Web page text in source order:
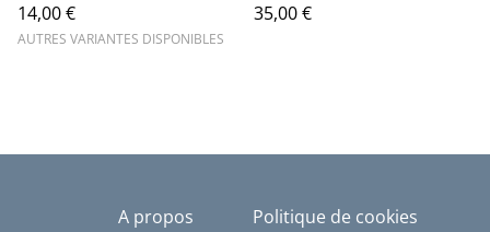
main
14,00 €
AUTRES VARIANTES DISPONIBLES
35,00 €
A propos Politique de cookies